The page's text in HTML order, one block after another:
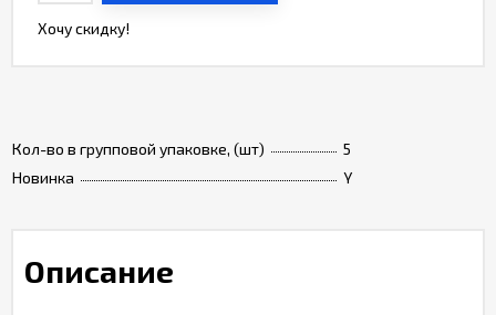
Кол-во в групповой упаковке, (шт)
5
Новинка
Y
Хочу скидку!
Описание